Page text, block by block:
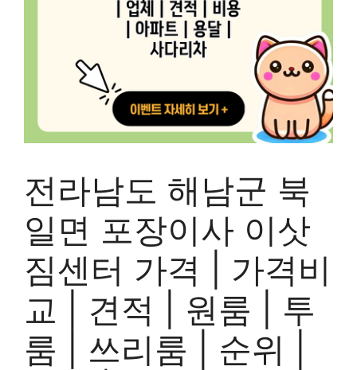
전라남도 해남군 북
일면 포장이사 이삿
짐센터 가격 | 가격비
교 | 견적 | 원룸 | 투
룸 | 쓰리룸 | 순위 |